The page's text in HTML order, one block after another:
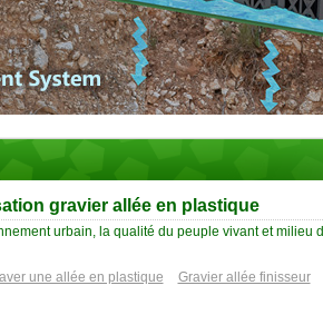
gravier allée en plastique
urbain, la qualité du peuple vivant et milieu d
une allée en plastique Gravier allée finisseur